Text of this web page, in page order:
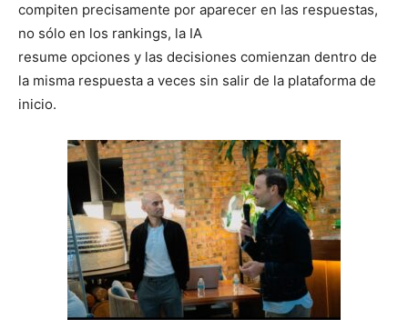
compiten precisamente por aparecer en las respuestas,
no sólo en los rankings, la IA
resume opciones y las decisiones comienzan dentro de
la misma respuesta a veces sin salir de la plataforma de
inicio.